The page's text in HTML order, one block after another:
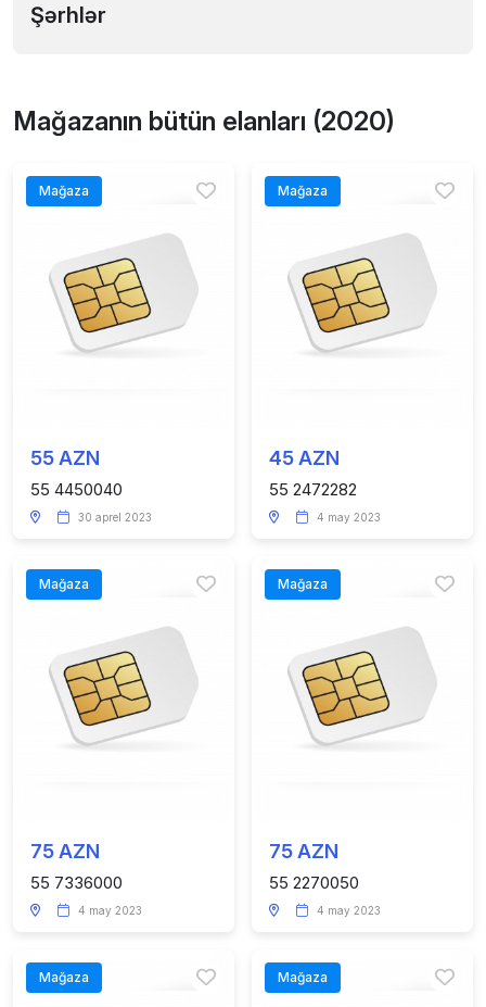
Şərhlər
Mağazanın bütün elanları (2020)
Mağaza
55 AZN
55 4450040
30 aprel 2023
Mağaza
45 AZN
55 2472282
4 may 2023
Mağaza
75 AZN
55 7336000
4 may 2023
Mağaza
75 AZN
55 2270050
4 may 2023
Mağaza Mağaza